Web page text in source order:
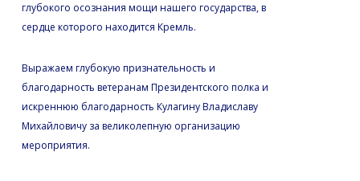
глубокого осознания мощи нашего государства, в
сердце которого находится Кремль.
Выражаем глубокую признательность и
благодарность ветеранам Президентского полка и
искреннюю благодарность Кулагину Владиславу
Михайловичу за великолепную организацию
мероприятия.